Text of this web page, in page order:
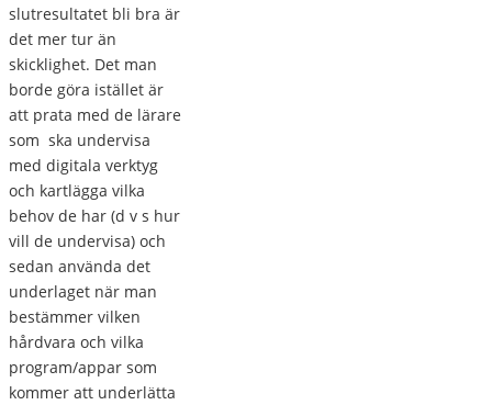
slutresultatet bli bra är
det mer tur än
skicklighet. Det man
borde göra istället är
att prata med de lärare
som ska undervisa
med digitala verktyg
och kartlägga vilka
behov de har (d v s hur
vill de undervisa) och
sedan använda det
underlaget när man
bestämmer vilken
hårdvara och vilka
program/appar som
kommer att underlätta